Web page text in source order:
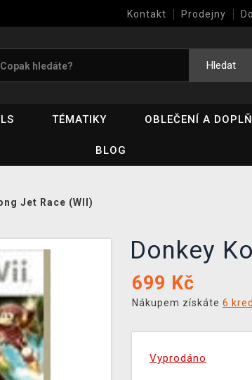
Kontakt Prodejny
Hledat
TÉMATIKY OBLEČENÍ A
BLOG
Jet Race (WII)
Donkey
699 Kč
Nákupem získáte 6
Vyprodáno